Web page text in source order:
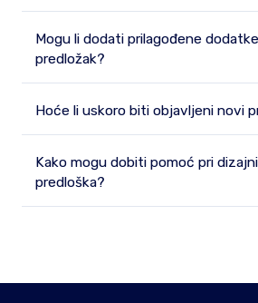
Mogu li dodati prilagođene
predložak?
Hoće li uskoro biti objavljeni novi
Kako mogu dobiti pomoć pri
predloška?